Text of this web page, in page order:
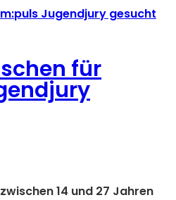
für
14 und 27 Jahren